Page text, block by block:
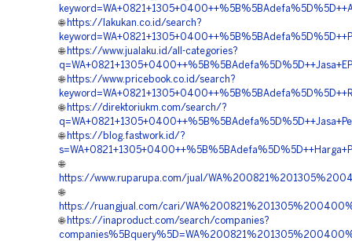
🌐 https://lakukan.co.id/search?
🌐 https://www.jualaku.id/all-categories?
🌐 https://www.pricebook.co.id/search?
🌐 https://direktoriukm.com/search/?
🌐 https://blog.fastwork.id/?
🌐
https://www.ruparupa.com/jual/
🌐
https://ruangjual.com/cari/
🌐 https://inaproduct.com/search/companies?